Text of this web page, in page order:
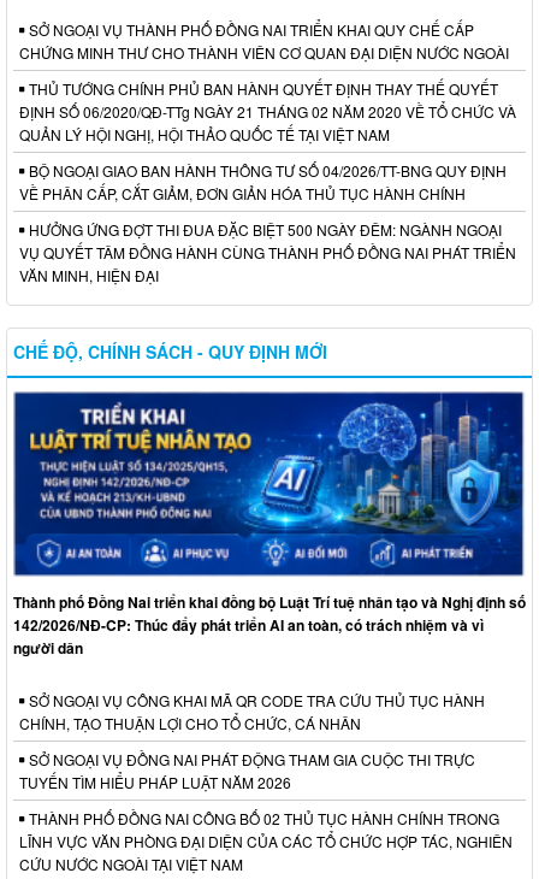
SỞ NGOẠI VỤ THÀNH PHỐ ĐỒNG NAI TRIỂN KHAI QUY CHẾ CẤP
CHỨNG MINH THƯ CHO THÀNH VIÊN CƠ QUAN ĐẠI DIỆN NƯỚC NGOÀI
THỦ TƯỚNG CHÍNH PHỦ BAN HÀNH QUYẾT ĐỊNH THAY THẾ QUYẾT
ĐỊNH SỐ 06/2020/QĐ-TTg NGÀY 21 THÁNG 02 NĂM 2020 VỀ TỔ CHỨC VÀ
QUẢN LÝ HỘI NGHỊ, HỘI THẢO QUỐC TẾ TẠI VIỆT NAM
BỘ NGOẠI GIAO BAN HÀNH THÔNG TƯ SỐ 04/2026/TT-BNG QUY ĐỊNH
VỀ PHÂN CẤP, CẮT GIẢM, ĐƠN GIẢN HÓA THỦ TỤC HÀNH CHÍNH
HƯỞNG ỨNG ĐỢT THI ĐUA ĐẶC BIỆT 500 NGÀY ĐÊM: NGÀNH NGOẠI
VỤ QUYẾT TÂM ĐỒNG HÀNH CÙNG THÀNH PHỐ ĐỒNG NAI PHÁT TRIỂN
VĂN MINH, HIỆN ĐẠI
CHẾ ĐỘ, CHÍNH SÁCH - QUY ĐỊNH MỚI
Thành phố Đồng Nai triển khai đồng bộ Luật Trí tuệ nhân tạo và Nghị định số
142/2026/NĐ-CP: Thúc đẩy phát triển AI an toàn, có trách nhiệm và vì
người dân
SỞ NGOẠI VỤ CÔNG KHAI MÃ QR CODE TRA CỨU THỦ TỤC HÀNH
CHÍNH, TẠO THUẬN LỢI CHO TỔ CHỨC, CÁ NHÂN
SỞ NGOẠI VỤ ĐỒNG NAI PHÁT ĐỘNG THAM GIA CUỘC THI TRỰC
TUYẾN TÌM HIỂU PHÁP LUẬT NĂM 2026
THÀNH PHỐ ĐỒNG NAI CÔNG BỐ 02 THỦ TỤC HÀNH CHÍNH TRONG
LĨNH VỰC VĂN PHÒNG ĐẠI DIỆN CỦA CÁC TỔ CHỨC HỢP TÁC, NGHIÊN
CỨU NƯỚC NGOÀI TẠI VIỆT NAM